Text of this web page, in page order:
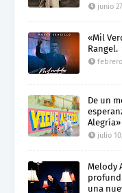
junio
«Mil
Rangel.
De un
Alegría»
julio
Melody
una